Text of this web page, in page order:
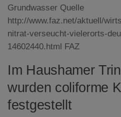
Grundwasser Quelle
http://www.faz.net/aktuell/
nitrat-verseucht-vielerorts-
14602440.html FAZ
Im Haushamer
wurden coliforme
festgestellt